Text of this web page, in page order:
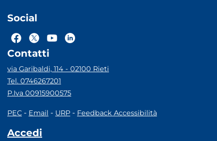
Social
Contatti
via Garibaldi, 114 - 02100 Rieti
Tel. 0746267201
P.Iva 00915900575
PEC - Email - URP - Feedback Accessibilità
Accedi